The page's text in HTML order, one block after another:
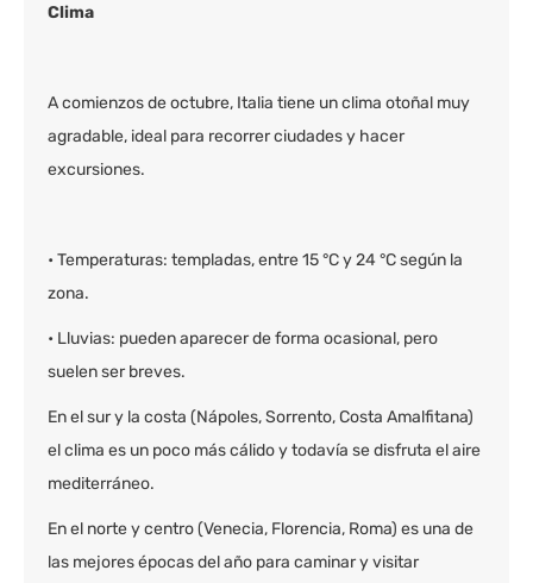
Clima
A comienzos de octubre, Italia tiene un clima otoñal muy
agradable, ideal para recorrer ciudades y hacer
excursiones.
• Temperaturas: templadas, entre 15 °C y 24 °C según la
zona.
• Lluvias: pueden aparecer de forma ocasional, pero
suelen ser breves.
En el sur y la costa (Nápoles, Sorrento, Costa Amalfitana)
el clima es un poco más cálido y todavía se disfruta el aire
mediterráneo.
En el norte y centro (Venecia, Florencia, Roma) es una de
las mejores épocas del año para caminar y visitar